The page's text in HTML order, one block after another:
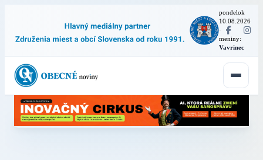
pondelok
10.08.2026
·
meniny:
Vavrinec